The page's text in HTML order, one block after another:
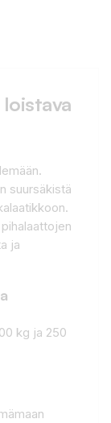
suursäkistä
ja
kg ja 250